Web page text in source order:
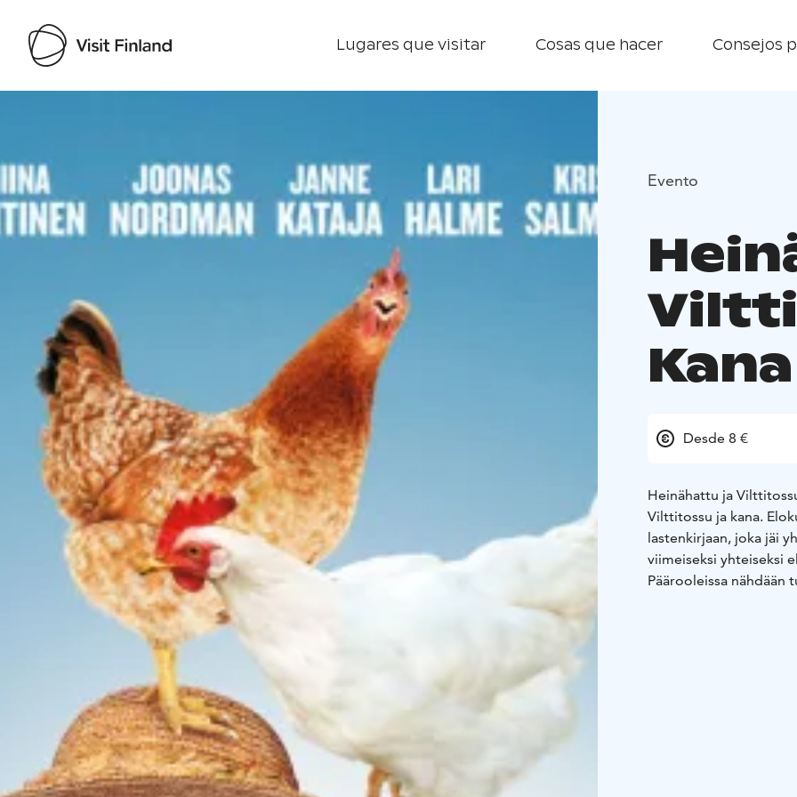
Lugares que visitar Cosas que hacer Consejos
Evento
Desde 8 €
Heinähattu ja
Vilttitossu ja kana.
lastenkirjaan, joka jäi
viimeiseksi yhteiseksi
Päärooleissa
Alibullenina nähdään